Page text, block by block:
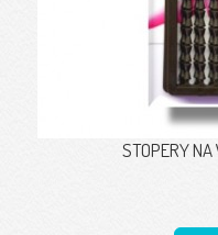
STOPERY